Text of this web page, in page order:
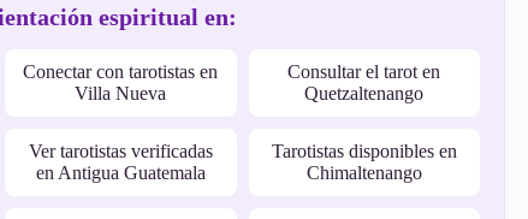
espiritual en:
Conectar con tarotistas en
Villa Nueva
Consultar el tarot en
Quetzaltenango
Ver tarotistas verificadas
en Antigua Guatemala
Tarotistas disponibles en
Chimaltenango